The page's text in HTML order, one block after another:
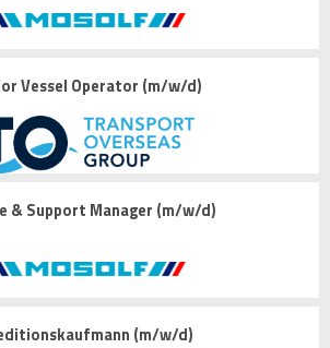
Vessel Operator (m/w/d)
& Support Manager (m/w/d)
(m/w/d)